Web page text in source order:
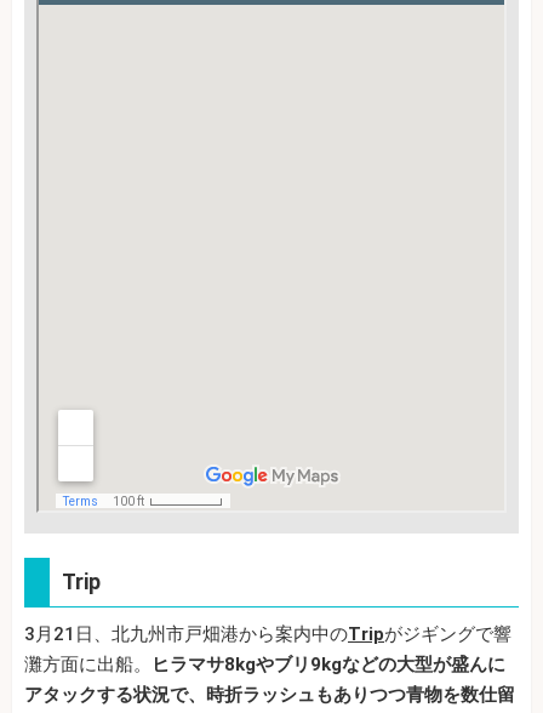
Trip
3月21日、北九州市戸畑港から案内中のTripがジギングで響
灘方面に出船。
ヒラマサ8kgやブリ9kgなどの大型が盛んに
アタックする状況で、時折ラッシュもありつつ青物を数仕留